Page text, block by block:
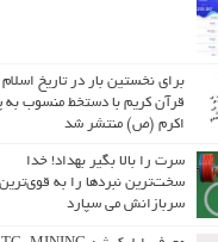
برای نخستین بار در تاریخ
قرآن کریم با دستخط منسوب به
اکرم (ص) منتشر شد
سرت را بالا بگیر بهداد! خدا
سخت‌ترین نبردها را به قوی‌ترین
سربازانش می سپارد